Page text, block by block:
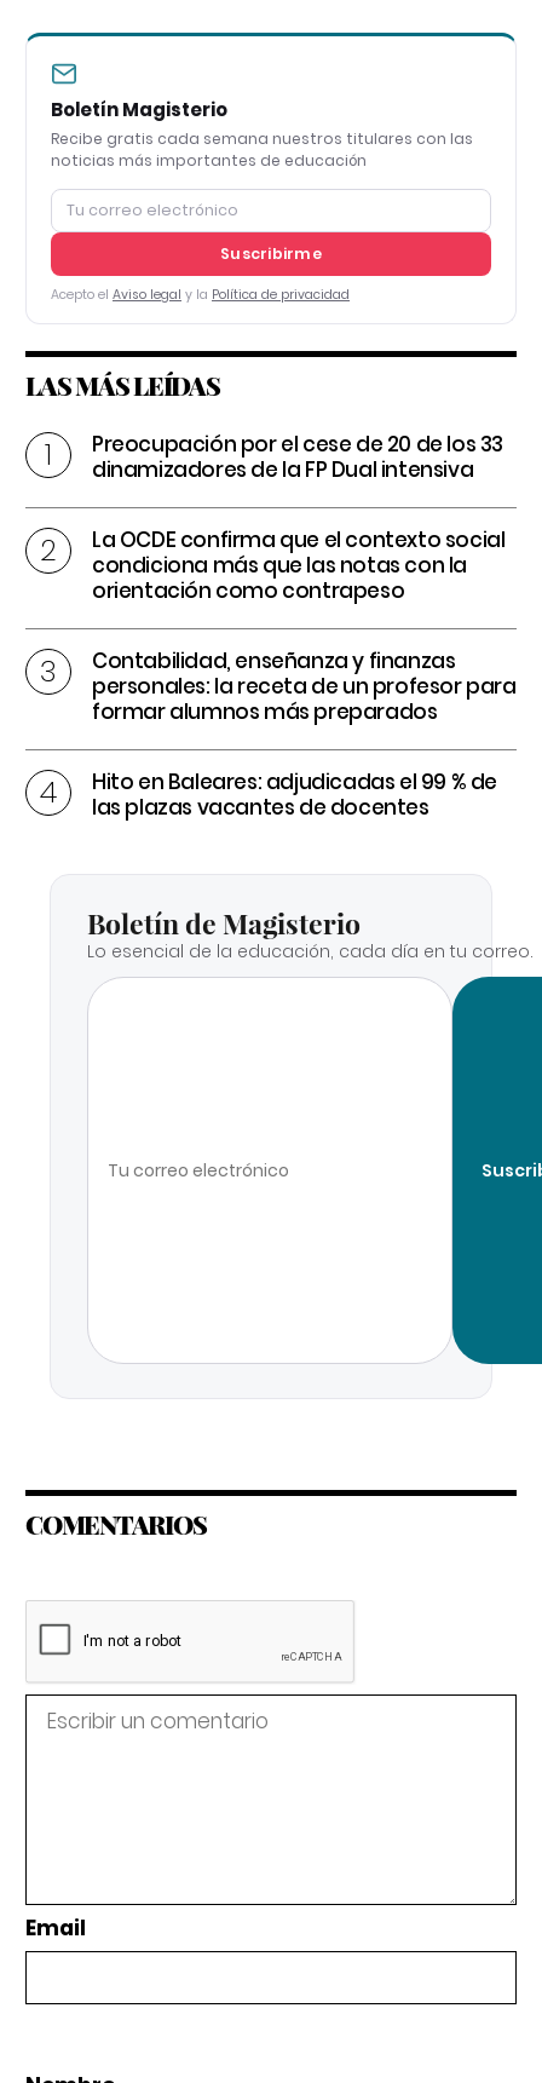
Boletín Magisterio
Recibe gratis cada semana nuestros titulares con las
noticias más importantes de educación
Suscribirme
Acepto el Aviso legal y la Política de privacidad
LAS MÁS LEÍDAS
Preocupación por el cese de 20 de los 33
dinamizadores de la FP Dual intensiva
La OCDE confirma que el contexto social
condiciona más que las notas con la
orientación como contrapeso
Contabilidad, enseñanza y finanzas
personales: la receta de un profesor para
formar alumnos más preparados
Hito en Baleares: adjudicadas el 99 % de
las plazas vacantes de docentes
Boletín de Magisterio
Lo esencial de la educación, cada día en tu correo.
COMENTARIOS
Email